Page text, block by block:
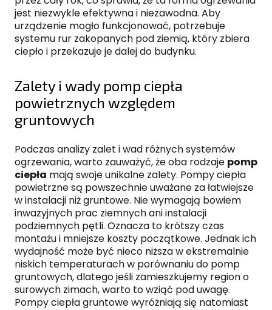
jest niezwykle efektywna i niezawodna. Aby
urządzenie mogło funkcjonować, potrzebuje
systemu rur zakopanych pod ziemią, który zbiera
ciepło i przekazuje je dalej do budynku.
Zalety i wady pomp ciepła
powietrznych względem
gruntowych
Podczas analizy zalet i wad różnych systemów
ogrzewania, warto zauważyć, że oba rodzaje pomp
ciepła mają swoje unikalne zalety. Pompy ciepła
powietrzne są powszechnie uważane za łatwiejsze
w instalacji niż gruntowe. Nie wymagają bowiem
inwazyjnych prac ziemnych ani instalacji
podziemnych pętli. Oznacza to krótszy czas
montażu i mniejsze koszty początkowe. Jednak ich
wydajność może być nieco niższa w ekstremalnie
niskich temperaturach w porównaniu do pomp
gruntowych, dlatego jeśli zamieszkujemy region o
surowych zimach, warto to wziąć pod uwagę.
Pompy ciepła gruntowe wyróżniają się natomiast